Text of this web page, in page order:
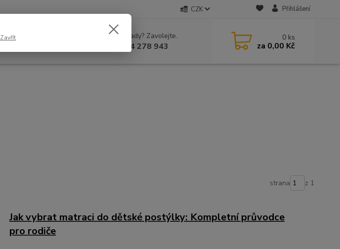
CZK Přihlášení
Hledat Nevíte si rady? Zavolejte.
+420 604 278 943
0 ks
za 0,00 Kč
strana z 1
Jak vybrat matraci do dětské postýlky: Kompletní průvodce
pro rodiče
Zavřít